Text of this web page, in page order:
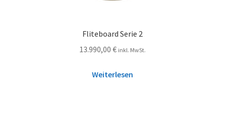
Fliteboard Serie 2
13.990,00 € inkl. MwSt.
Weiterlesen